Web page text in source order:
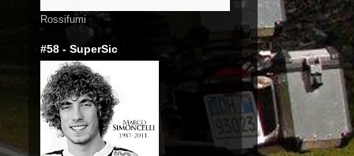
Rossifumi
#58 - SuperSic